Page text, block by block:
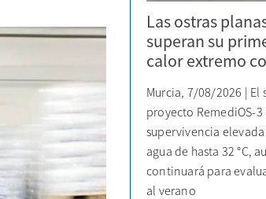
Las ostras
superan su
calor extremo
Murcia, 7/08/2026 |
proyecto RemediOS-
supervivencia
agua de hasta 32 °C,
continuará para
al verano